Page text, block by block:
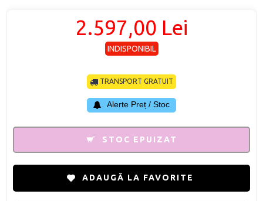
2.597,00 Lei
INDISPONIBIL
TRANSPORT GRATUIT
Alerte Preț / Stoc
STOC EPUIZAT
ADAUGĂ LA FAVORITE